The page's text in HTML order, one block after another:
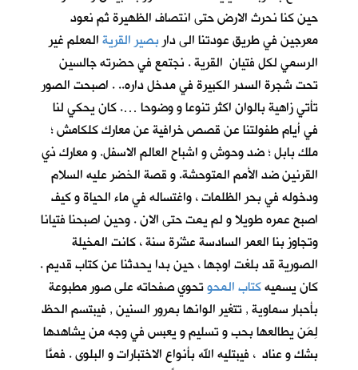
حين كنا نحرث الارض حتى انتصاف الظهيرة ثم نعود
معرجين في طريق عودتنا الى داربصير القريةالمعلم غير
الرسمي لكل فتيان القرية . نجتمع في حضرته جالسين
تحت شجرة السدر الكبيرة في مدخل داره.. . اصبحت الصور
تأتي زاهية بالوان اكثر تنوعا و وضوحا …. كان يحكي لنا
في أيام طفولتنا عن قصص خرافية عن معارك كلكامش ؛
ملك بابل ؛ ضد وحوش و اشباح العالم الاسفل. و معارك ذي
القرنين ضد الأمم المتوحشة. و قصة الخضر عليه السلام
ودخوله في بحر الظلمات ، واغتساله في ماء الحياة و كيف
اصبح عمره طويلا و لم يمت حتى الان . وحين اصبحنا فتيانا
وتجاوز بنا العمر السادسة عشْرة سنة ، كانت المخيلة
الصورية قد بلغت اوجها ، حين بدا يحدثنا عن كتاب قديم .
كان يسميهكتاب المحوتحوي صفحاته على صور مطبوعة
بأحبار سماوية , تتغير الوانها بمرور السنين , فيبتسم الحظ
لِمَن يطالعها بحب و تسليم و يعبس في وجه من يشاهدها
بشك و عناد ، فيبتليه الله بأنواع الاختبارات و البلوى . فمنَّا